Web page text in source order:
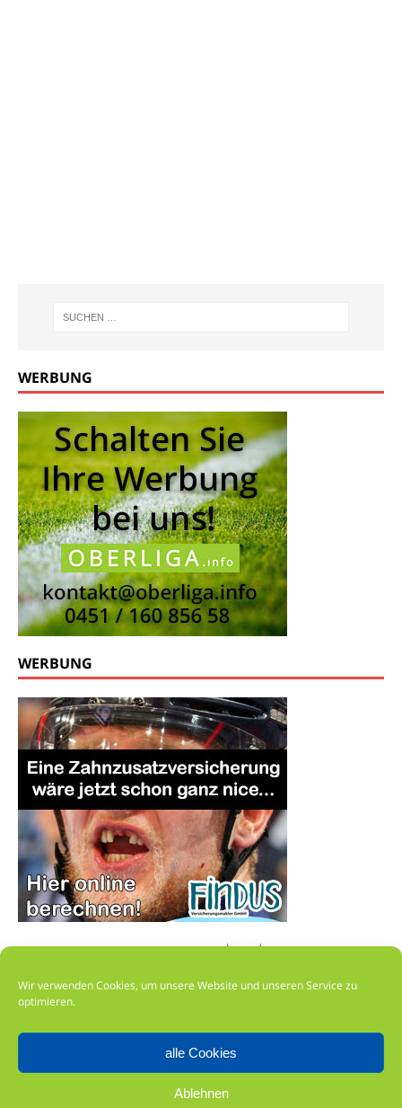
Wir verwenden Cookies, um unsere Website und unseren Service zu
optimieren.
alle Cookies
Ablehnen
WERBUNG
WERBUNG